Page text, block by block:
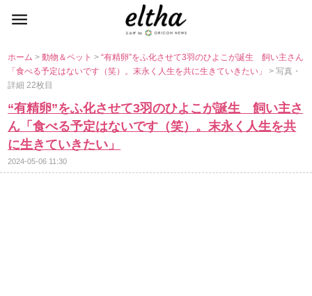
ホーム>動物＆ペット>“有精卵”をふ化させて3羽のひよこが誕生 飼い主さん
「食べる予定はないです（笑）。末永く人生を共に生きていきたい」> 写真・
詳細 22枚目
“有精卵”をふ化させて3羽のひよこが誕生 飼い主さ
ん「食べる予定はないです（笑）。末永く人生を共
に生きていきたい」
2024-05-06 11:30